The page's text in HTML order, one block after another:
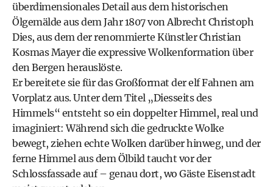
überdimensionales Detail aus dem historischen
Ölgemälde aus dem Jahr 1807 von Albrecht Christoph
Dies, aus dem der renommierte Künstler Christian
Kosmas Mayer die expressive Wolkenformation über
den Bergen herauslöste.
Er bereitete sie für das Großformat der elf Fahnen am
Vorplatz aus. Unter dem Titel „Diesseits des
Himmels“ entsteht so ein doppelter Himmel, real und
imaginiert: Während sich die gedruckte Wolke
bewegt, ziehen echte Wolken darüber hinweg, und der
ferne Himmel aus dem Ölbild taucht vor der
Schlossfassade auf – genau dort, wo Gäste Eisenstadt